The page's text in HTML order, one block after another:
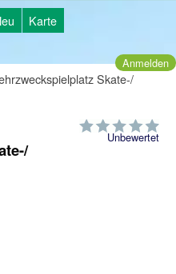
Karte
Anmelden
Skate-/
Unbewertet